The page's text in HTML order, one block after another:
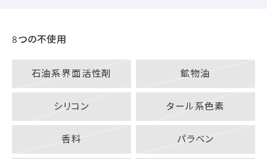
8つの不使用
石油系界面活性剤 鉱物油
シリコン タール系色素
香料 パラベン